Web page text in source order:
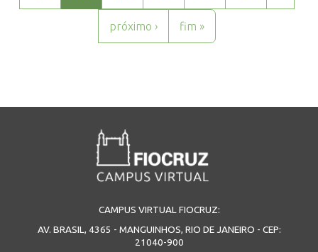
próximo › fim »
CAMPUS VIRTUAL FIOCRUZ:
AV. BRASIL, 4365 - MANGUINHOS, RIO DE JANEIRO - CEP:
21040-900